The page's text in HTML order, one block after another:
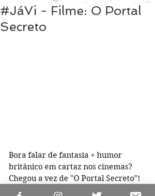
#JáVi - Filme: O Portal
Secreto
Bora falar de fantasia + humor
britânico em cartaz nos cinemas?
Chegou a vez de "O Portal Secreto"!